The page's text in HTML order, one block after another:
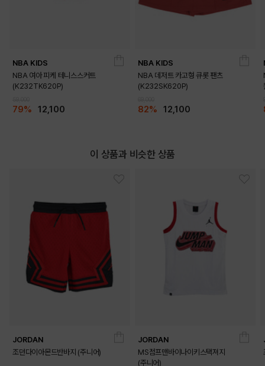
NBA KIDS
NBA 여아 피케 테니스스커트
(K232TK620P)
79% 12,100
NBA KIDS
NBA 데저트 카고형 큐롯 팬츠
(K232SK620P)
82% 12,100
이 상품과 비슷한 상품
JORDAN
조던다이아몬드반바지 (주니어)
JORDAN
MS점프맨바이나이키스택져지
(주니어)